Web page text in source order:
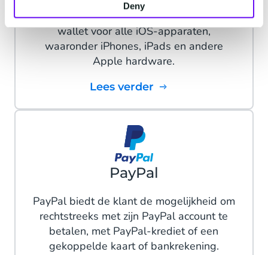
Deny
Apple Pay is een gestroomlijnde mobile
wallet voor alle iOS-apparaten,
waaronder iPhones, iPads en andere
Apple hardware.
Lees verder
PayPal
PayPal biedt de klant de mogelijkheid om
rechtstreeks met zijn PayPal account te
betalen, met PayPal-krediet of een
gekoppelde kaart of bankrekening.